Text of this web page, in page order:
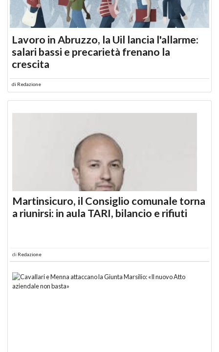
Lavoro in Abruzzo, la Uil lancia l'allarme:
salari bassi e precarietà frenano la
crescita
di Redazione
Martinsicuro, il Consiglio comunale torna
a riunirsi: in aula TARI, bilancio e rifiuti
di Redazione